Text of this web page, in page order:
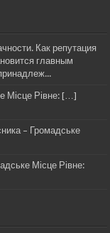
Как репутация
главным
Місце Рівне: […]
– Громадське
Місце Рівне: